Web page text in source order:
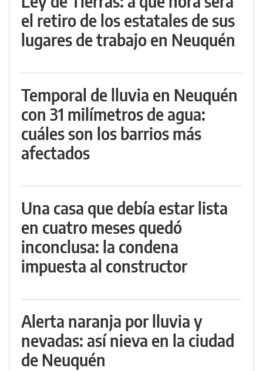
el retiro de los estatales de sus
lugares de trabajo en Neuquén
Temporal de lluvia en Neuquén
con 31 milímetros de agua:
cuáles son los barrios más
afectados
Una casa que debía estar lista
en cuatro meses quedó
inconclusa: la condena
impuesta al constructor
Alerta naranja por lluvia y
nevadas: así nieva en la ciudad
de Neuquén